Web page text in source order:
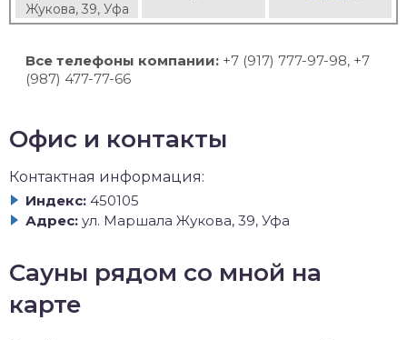
Жукова, 39, Уфа
Все телефоны компании: +7 (917) 777-97-98, +7
(987) 477-77-66
Офис и контакты
Контактная информация:
Индекс: 450105
Адрес: ул. Маршала Жукова, 39, Уфа
Сауны рядом со мной на
карте